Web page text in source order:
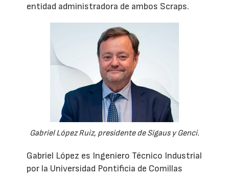
entidad administradora de ambos Scraps.
Gabriel López Ruiz, presidente de Sigaus y Genci.
Gabriel López es Ingeniero Técnico Industrial
por la Universidad Pontificia de Comillas